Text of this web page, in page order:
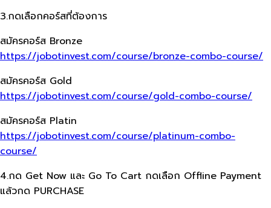
3.กดเลือกคอร์สที่ต้องการ
สมัครคอร์ส Bronze
https://jobotinvest.com/course/bronze-combo-course/
สมัครคอร์ส Gold
https://jobotinvest.com/course/gold-combo-course/
สมัครคอร์ส Platin
https://jobotinvest.com/course/platinum-combo-
course/
4.กด Get Now และ Go To Cart กดเลือก Offline Payment
แล้วกด PURCHASE